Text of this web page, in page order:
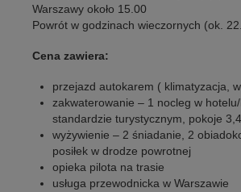
Warszawy około 15.00
Powrót w godzinach wieczornych (ok.
Cena zawiera:
przejazd autokarem ( klimatyzacja,
zakwaterowanie – 1 nocleg w
standardzie turystycznym, pokoje
wyżywienie – 2 śniadanie, 2
posiłek w drodze powrotnej
opieka pilota na trasie
usługa przewodnicka w Warszawie